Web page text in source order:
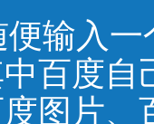
便输入一
百度自
图片、